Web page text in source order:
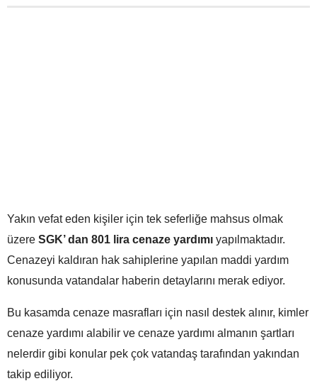
Yakın vefat eden kişiler için tek seferliğe mahsus olmak
üzere SGK’ dan 801 lira cenaze yardımı yapılmaktadır.
Cenazeyi kaldıran hak sahiplerine yapılan maddi yardım
konusunda vatandalar haberin detaylarını merak ediyor.
Bu kasamda cenaze masrafları için nasıl destek alınır, kimler
cenaze yardımı alabilir ve cenaze yardımı almanın şartları
nelerdir gibi konular pek çok vatandaş tarafından yakından
takip ediliyor.